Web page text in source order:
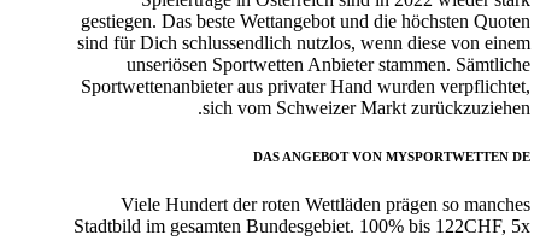
gestiegen. Das beste Wettangebot und die höchsten Quoten
sind für Dich schlussendlich nutzlos, wenn diese von einem
unseriösen Sportwetten Anbieter stammen. Sämtliche
Sportwettenanbieter aus privater Hand wurden verpflichtet,
sich vom Schweizer Markt zurückzuziehen.
DAS ANGEBOT VON MYSPORTWETTEN DE
Viele Hundert der roten Wettläden prägen so manches
Stadtbild im gesamten Bundesgebiet. 100% bis 122CHF, 5x